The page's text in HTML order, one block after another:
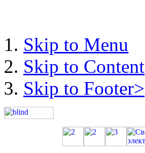
Skip to Menu
Skip to Content
Skip to Footer>